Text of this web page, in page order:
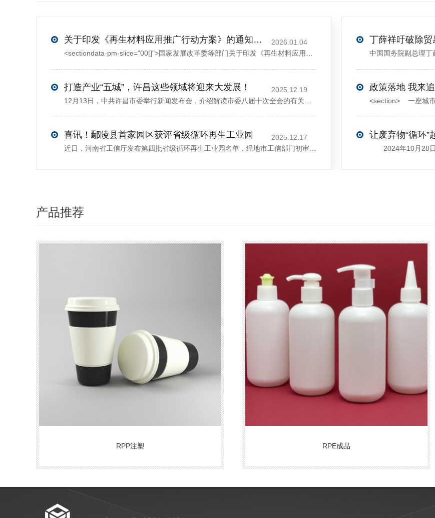
关于印发《再生材料应用推广行动方案》的通知(发改环资〔2025〕1681号)
2026.01.04
打造产业“五城”，许昌这些领域将迎来大发展！
2025.12.19
喜讯！鄢陵县首家园区获评省级循环再生工业园
2025.12.17
政策落地 我来
让废弃物“循环”
产品推荐
RPP注塑 RPE成品